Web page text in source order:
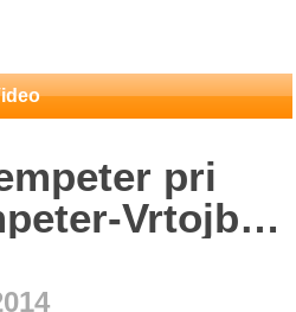
pri
Vrtojba
Feltna